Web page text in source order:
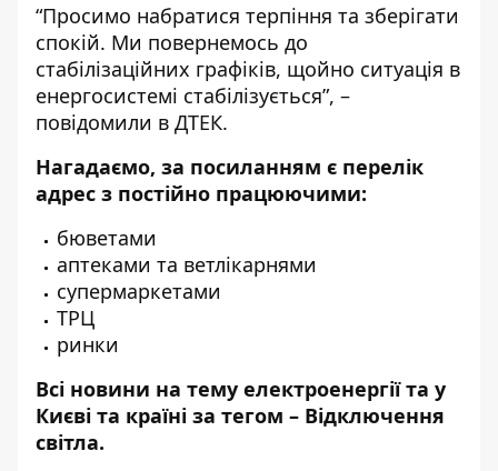
“Просимо набратися терпіння та зберігати
спокій. Ми повернемось до
стабілізаційних графіків, щойно ситуація в
енергосистемі стабілізується”, –
повідомили в ДТЕК.
Нагадаємо, за посиланням є перелік
адрес з постійно працюючими:
бюветами
аптеками та ветлікарнями
супермаркетами
ТРЦ
ринки
Всі новини на тему електроенергії та у
Києві та країні за тегом – Відключення
світла.